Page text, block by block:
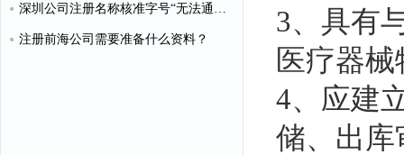
3、具有
医疗器
4、应建
储、出库
深圳公司注册名称核准字号“无法通过”怎么办？
注册前海公司需要准备什么资料？